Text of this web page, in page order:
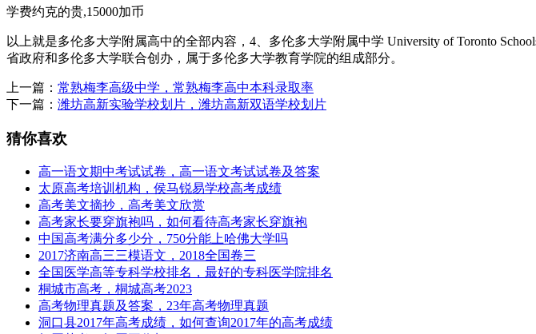
学费约克的贵,15000加币
以上就是多伦多大学附属高中的全部内容，4、多伦多大学附属中学 University of Toronto
省政府和多伦多大学联合创办，属于多伦多大学教育学院的组成部分。
上一篇： 常熟梅李高级中学，常熟梅李高中本科录取率
下一篇： 潍坊高新实验学校划片，潍坊高新双语学校划片
猜你喜欢
高一语文期中考试试卷，高一语文考试试卷及答案
太原高考培训机构，侯马锐易学校高考成绩
高考美文摘抄，高考美文欣赏
高考家长要穿旗袍吗，如何看待高考家长穿旗袍
中国高考满分多少分，750分能上哈佛大学吗
2017济南高三三模语文，2018全国卷三
全国医学高等专科学校排名，最好的专科医学院排名
桐城市高考，桐城高考2023
高考物理真题及答案，23年高考物理真题
洞口县2017年高考成绩，如何查询2017年的高考成绩